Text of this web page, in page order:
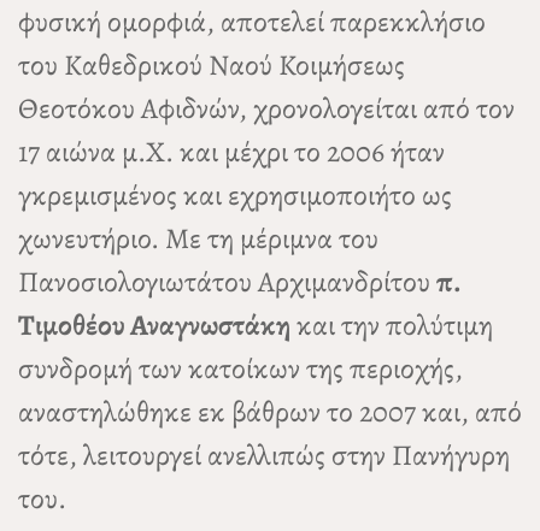
φυσική ομορφιά, αποτελεί παρεκκλήσιο
του Καθεδρικού Ναού Κοιμήσεως
Θεοτόκου Αφιδνών, χρονολογείται από τον
17 αιώνα μ.Χ. και μέχρι το 2006 ήταν
γκρεμισμένος και εχρησιμοποιήτο ως
χωνευτήριο. Με τη μέριμνα του
Πανοσιολογιωτάτου Αρχιμανδρίτουπ.
Τιμοθέου Αναγνωστάκηκαι την πολύτιμη
συνδρομή των κατοίκων της περιοχής,
αναστηλώθηκε εκ βάθρων το 2007 και, από
τότε, λειτουργεί ανελλιπώς στην Πανήγυρη
του.